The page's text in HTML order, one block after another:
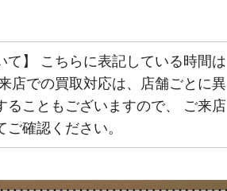
て】 こちらに表記している時間は
店での買取対応は、店舗ごとに異
ることもございますので、 ご来店
確認ください。